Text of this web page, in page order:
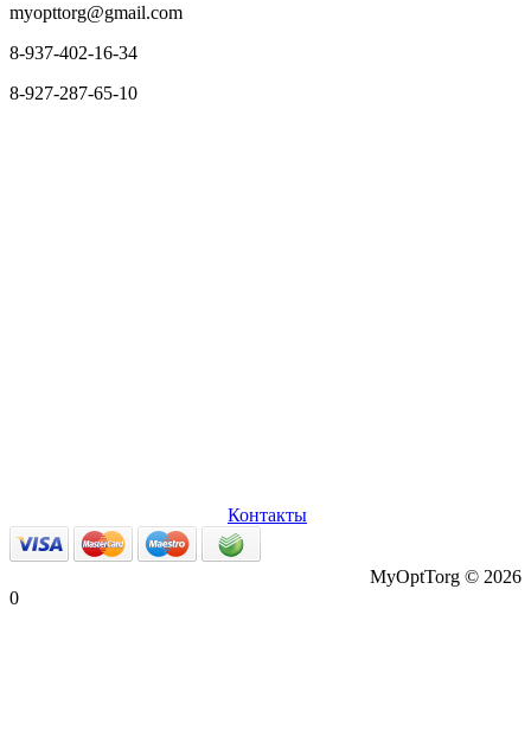
myopttorg@gmail.com
8-937-402-16-34
8-927-287-65-10
Контакты
MyOptTorg © 2026
0